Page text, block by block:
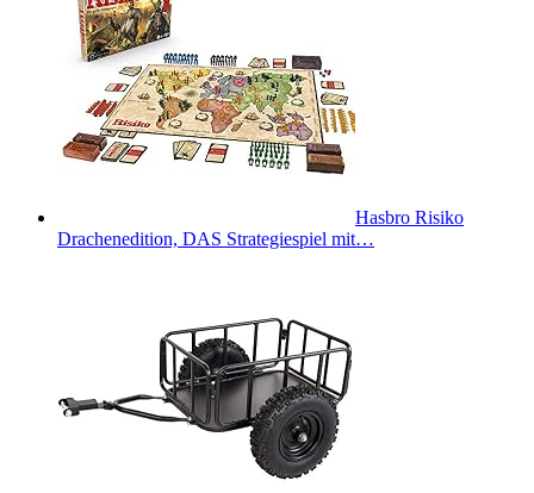
Hasbro Risiko
Drachenedition, DAS Strategiespiel mit…